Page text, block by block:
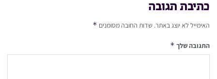
כתיבת תגובה
האימייל לא יוצג באתר. שדות החובה מסומנים *
התגובה שלך *